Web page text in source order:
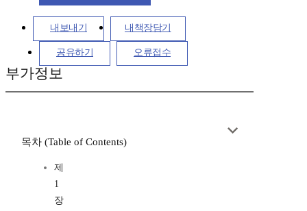
내보내기 내책장담기
공유하기 오류접수
부가정보
목차 (Table of Contents)
제
1
장